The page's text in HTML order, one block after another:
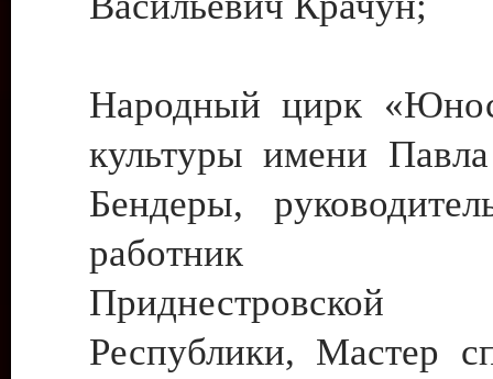
Народный цирк
культуры имени
Бендеры,
работник
Приднестровской
Республики, Мастер